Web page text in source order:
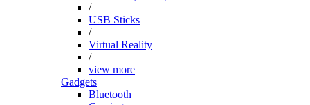
/
USB Sticks
/
Virtual Reality
/
view more
Gadgets
Bluetooth